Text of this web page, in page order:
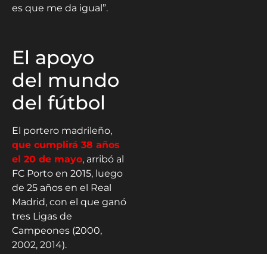
es que me da igual”.
El apoyo
del mundo
del fútbol
El portero madrileño,
que cumplirá 38 años
el 20 de mayo, arribó al
FC Porto en 2015, luego
de 25 años en el Real
Madrid, con el que ganó
tres Ligas de
Campeones (2000,
2002, 2014).